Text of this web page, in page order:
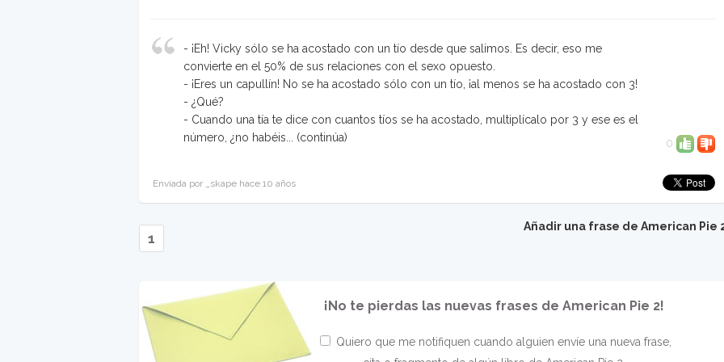
- ¡Eh! Vicky sólo se ha acostado con un tío desde que salimos. Es decir, eso me
convierte en el 50% de sus relaciones con el sexo opuesto.
- ¡Eres un capullín! No se ha acostado sólo con un tío, ¡al menos se ha acostado con 3!
- ¿Qué?
- Cuando una tía te dice con cuantos tíos se ha acostado, multiplícalo por 3 y ese es el
número, ¿no habéis... (continúa) 0
Enviada por _skape hace 10 años
Añadir una frase de American Pie
1
¡No te pierdas las nuevas frases de American Pie 2!
Quiero que me notifiquen cuando alguien envíe una nueva frase,